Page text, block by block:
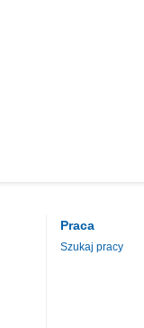
Praca
Szukaj pracy